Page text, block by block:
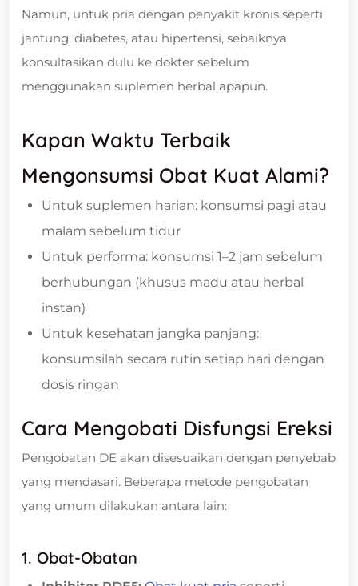
Namun, untuk pria dengan penyakit kronis seperti
jantung, diabetes, atau hipertensi, sebaiknya
konsultasikan dulu ke dokter sebelum
menggunakan suplemen herbal apapun.
Kapan Waktu Terbaik
Mengonsumsi Obat Kuat Alami?
Untuk suplemen harian: konsumsi pagi atau
malam sebelum tidur
Untuk performa: konsumsi 1–2 jam sebelum
berhubungan (khusus madu atau herbal
instan)
Untuk kesehatan jangka panjang:
konsumsilah secara rutin setiap hari dengan
dosis ringan
Cara Mengobati Disfungsi Ereksi
Pengobatan DE akan disesuaikan dengan penyebab
yang mendasari. Beberapa metode pengobatan
yang umum dilakukan antara lain:
1. Obat-Obatan